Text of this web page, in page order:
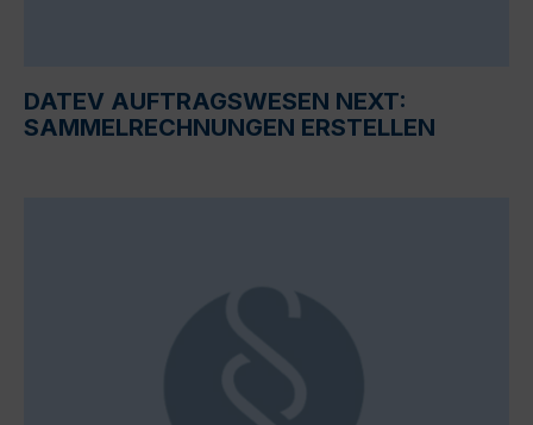
DATEV AUFTRAGSWESEN NEXT:
SAMMELRECHNUNGEN ERSTELLEN